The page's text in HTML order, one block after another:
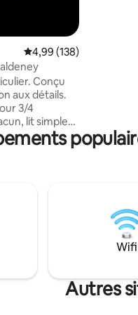
Évaluation moyenne
4,99 (138)
Conçu
aux détails.
3/4
lit simple
couchage,
indépendance
de retraite
la nature, en
du lac
min en train S-
Wifi
Autres